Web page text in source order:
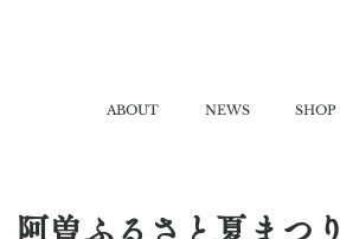
ABOUT NEWS SHOP
曽ふるさと夏まつり